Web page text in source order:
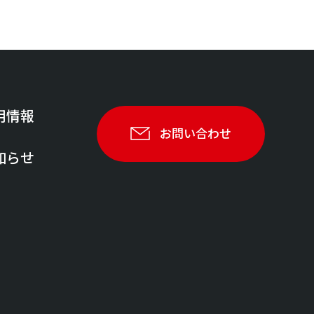
情報
らせ
お問い合わせ